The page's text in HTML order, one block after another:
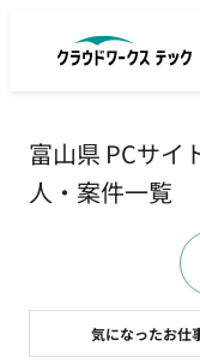
富山県 PCサイ
人・案件一覧
気になったお仕